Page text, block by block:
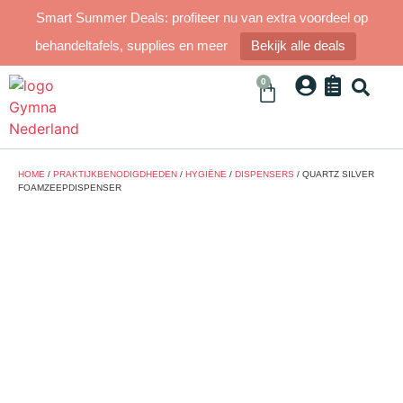
Smart Summer Deals: profiteer nu van extra voordeel op
behandeltafels, supplies en meer
Bekijk alle deals
0
HOME / PRAKTIJKBENODIGDHEDEN / HYGIËNE / DISPENSERS / QUARTZ SILVER
FOAMZEEPDISPENSER